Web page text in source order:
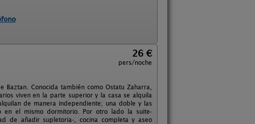
26 €
pers/noche
Conocida también como Ostatu Zaharra,
viven en la parte superior y la casa se alquila
de manera independiente; una doble y las
en el mismo dormitorio. Por otro lado la suite-
de añadir supletoria-, cocina completa y aseo